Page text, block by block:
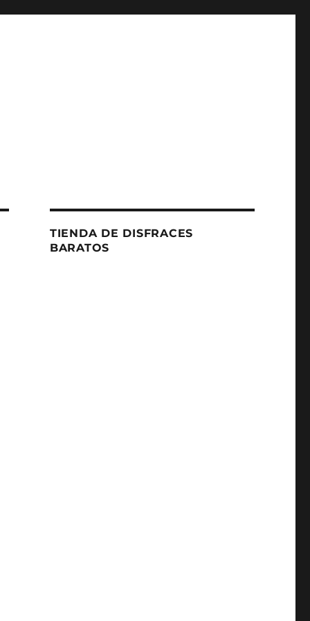
TIENDA DE DISFRACES
BARATOS